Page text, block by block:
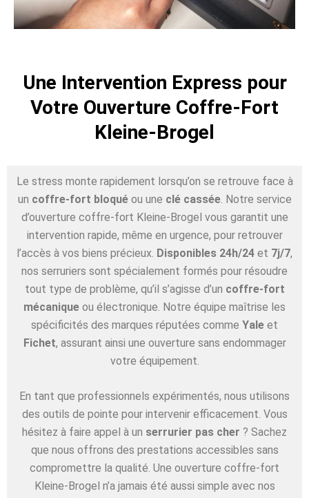
Une Intervention Express pour
Votre Ouverture Coffre-Fort
Kleine-Brogel
Le stress monte rapidement lorsqu’on se retrouve face à
un coffre-fort bloquéou une clé cassée. Notre service
d’ouverture coffre-fort Kleine-Brogel vous garantit une
intervention rapide, même en urgence, pour retrouver
l’accès à vos biens précieux. Disponibles 24h/24 et 7j/7,
nos serruriers sont spécialement formés pour résoudre
tout type de problème, qu’il s’agisse d’un coffre-fort
mécanique ou électronique. Notre équipe maîtrise les
spécificités des marques réputées comme Yale et
Fichet, assurant ainsi une ouverture sans endommager
votre équipement.
En tant que professionnels expérimentés, nous utilisons
des outils de pointe pour intervenir efficacement. Vous
hésitez à faire appel à un serrurier pas cher ? Sachez
que nous offrons des prestations accessibles sans
compromettre la qualité. Une ouverture coffre-fort
Kleine-Brogel n’a jamais été aussi simple avec nos